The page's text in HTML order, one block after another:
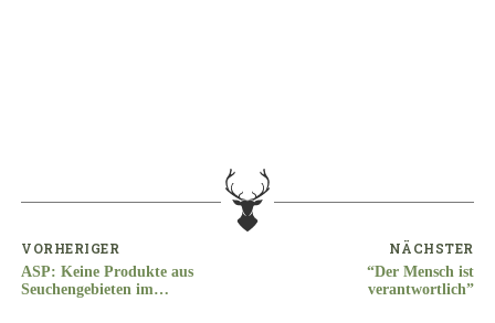
VORHERIGER
ASP: Keine Produkte aus
Seuchengebieten im
NÄCHSTER
“Der Mensch ist
verantwortlich”